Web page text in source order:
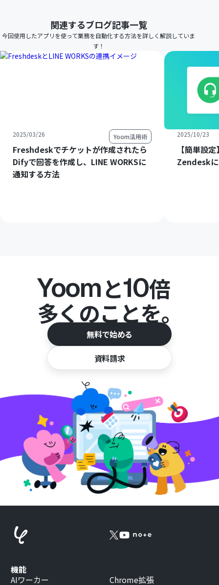
関連するブログ記事一覧
今回使用したアプリを使って業務を自動化する方法を詳しく解説していま
す！
2025/03/26 Yoom活用術
Freshdeskでチケットが作成されたら
Difyで回答を作成し、LINE WORKSに
通知する方法
2025/10/23
【簡単設
Zendesk
Yoomと10倍
多くのことを。
無料で始める
資料請求
機能
AIワーカー
Chrome拡張